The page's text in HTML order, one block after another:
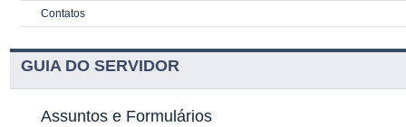
Contatos
GUIA DO SERVIDOR
Assuntos e Formulários